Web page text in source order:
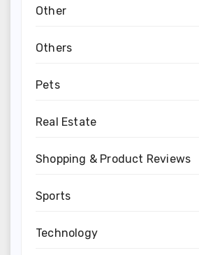
Other
Others
Pets
Real Estate
Shopping & Product Reviews
Sports
Technology